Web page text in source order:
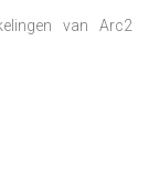
van Arc2